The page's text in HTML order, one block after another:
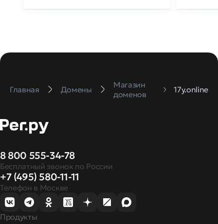
Главная Домены
Магазин
доменов
17y.online
8 800 555-34-78
Бесплатный звонок по России
+7 (495) 580-11-11
Телефон в Москве
Продукты